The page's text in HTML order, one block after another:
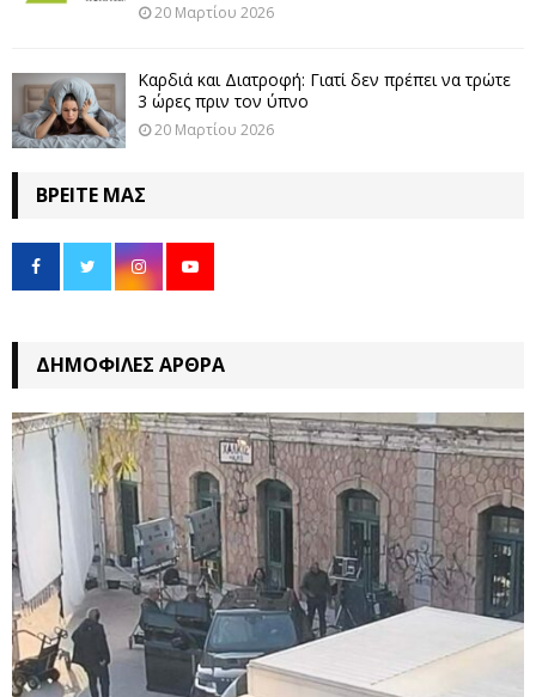
20 Μαρτίου 2026
Καρδιά και Διατροφή: Γιατί δεν πρέπει να τρώτε
3 ώρες πριν τον ύπνο
20 Μαρτίου 2026
ΒΡΕΊΤΕ ΜΑΣ
ΔΗΜΟΦΙΛΈΣ ΆΡΘΡΑ